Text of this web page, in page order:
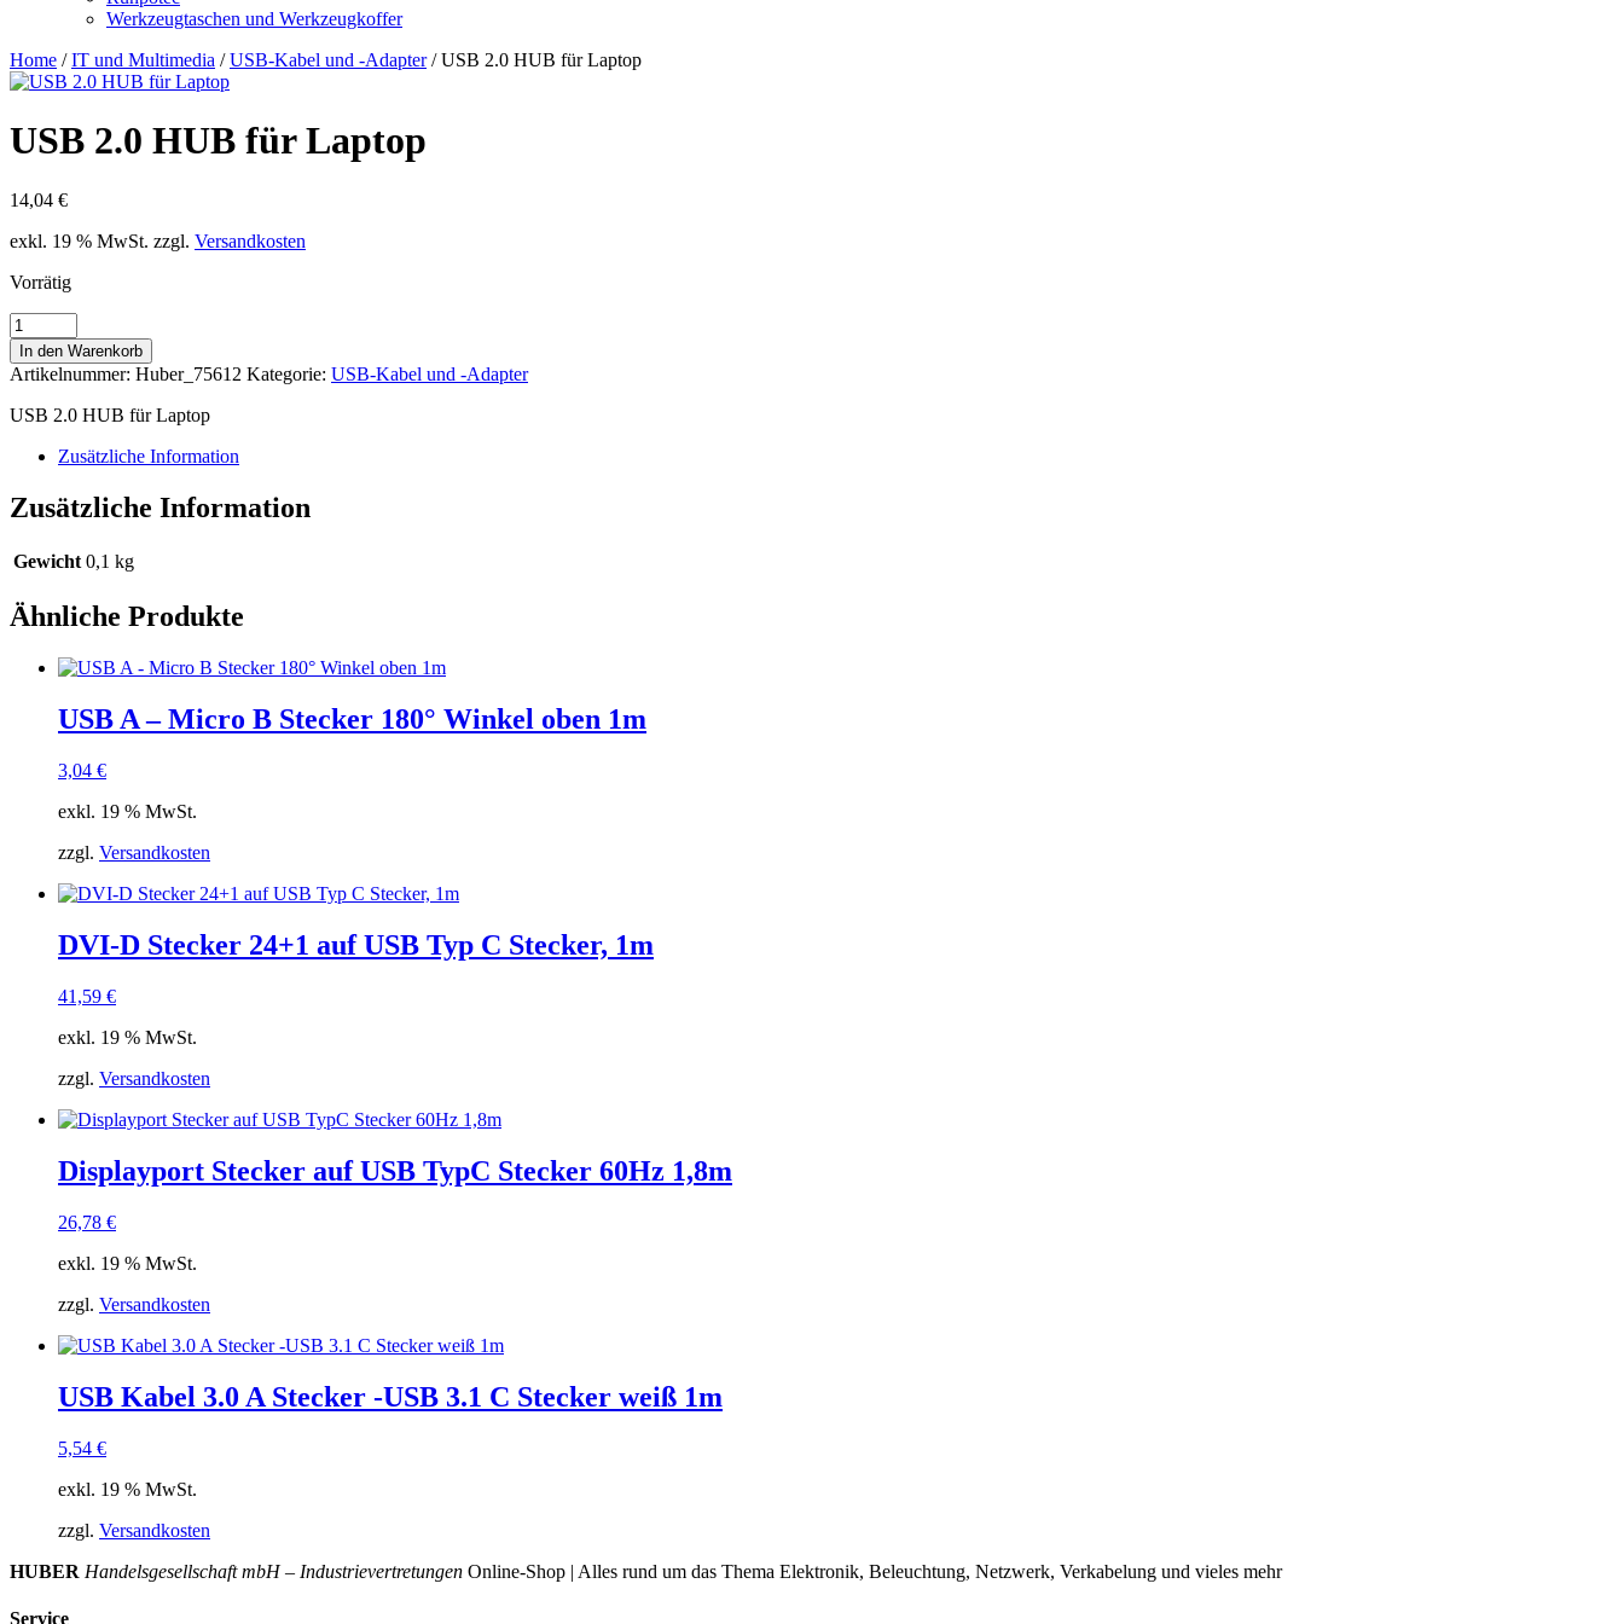
Werkzeugtaschen und Werkzeugkoffer
Home /IT und Multimedia /USB-Kabel und -Adapter/ USB 2.0 HUB für Laptop
USB 2.0 HUB für Laptop
14,04 €
exkl. 19 % MwSt. zzgl. Versandkosten
Vorrätig
USB
2.0
HUB
für
Laptop
In den Warenkorb
Artikelnummer: Huber_75612 Kategorie: USB-Kabel und -Adapter
USB 2.0 HUB für Laptop
Zusätzliche Information
Zusätzliche Information
Gewicht 0,1 kg
Ähnliche Produkte
USB A – Micro B Stecker 180° Winkel oben 1m
3,04 €
exkl. 19 % MwSt.
zzgl. Versandkosten
DVI-D Stecker 24+1 auf USB Typ C Stecker, 1m
41,59 €
exkl. 19 % MwSt.
zzgl. Versandkosten
Displayport Stecker auf USB TypC Stecker 60Hz 1,8m
26,78 €
exkl. 19 % MwSt.
zzgl. Versandkosten
USB Kabel 3.0 A Stecker -USB 3.1 C Stecker weiß 1m
5,54 €
exkl. 19 % MwSt.
zzgl. Versandkosten
HUBER Handelsgesellschaft mbH – Industrievertretungen Online-Shop | Alles rund um das Thema Elektronik, Beleuchtung, Netzwerk, Verkabelung und vieles mehr
Service